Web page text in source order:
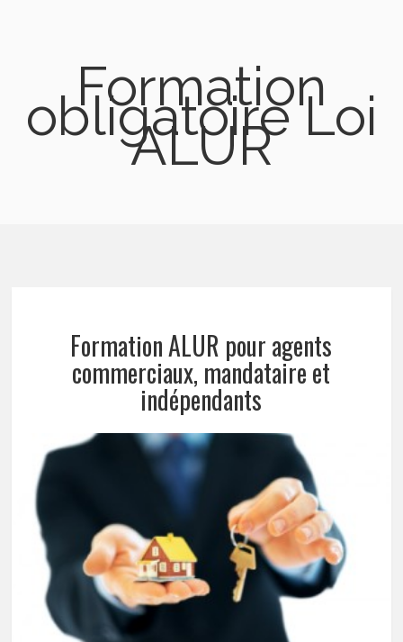
Formation
obligatoire Loi
ALUR
Formation ALUR pour agents
commerciaux, mandataire et
indépendants